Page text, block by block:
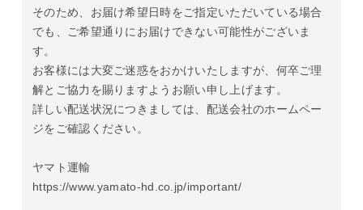
そのため、お届け希望日時をご指定いただいている場合
でも、ご希望通りにお届けできない可能性がございま
す。
お客様には大変ご迷惑をおかけいたしますが、何卒ご理
解とご協力を賜りますようお願い申し上げます。
詳しい配送状況につきましては、配送会社のホームペー
ジをご確認ください。
ヤマト運輸
https://www.yamato-hd.co.jp/important/